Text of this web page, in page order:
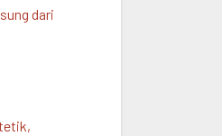
dari